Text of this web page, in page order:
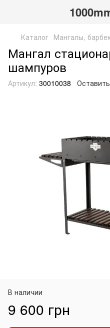
Каталог Мангалы,
Мангал
шампуров
Артикул: 30010038
В наличии
9 600 грн